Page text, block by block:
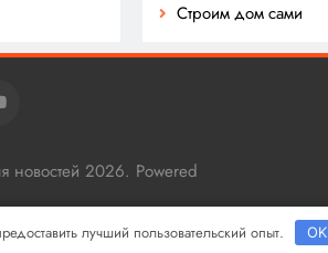
Строим дом сами
новостей 2026. Powered
лучший пользовательский опыт. OK